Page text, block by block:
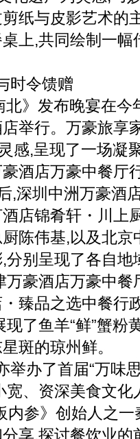
纸与皮影艺术的
上,共同绘制一幅
时令馈赠
北》发布晚宴在
举行。万豪旅享
感,呈现了一场凝
酒店万豪中餐厅
,深圳中洲万豪酒
店锦肴轩・川上
陈伟基,以及北京
别呈现了各自地
万豪酒店万豪中
臻品之选中餐行
了鱼羊“鲜”蟹粉
斑的琼州鲜。
举办了首届“万味
、资深美食文化
内参》创始人之
享,探讨餐饮业的